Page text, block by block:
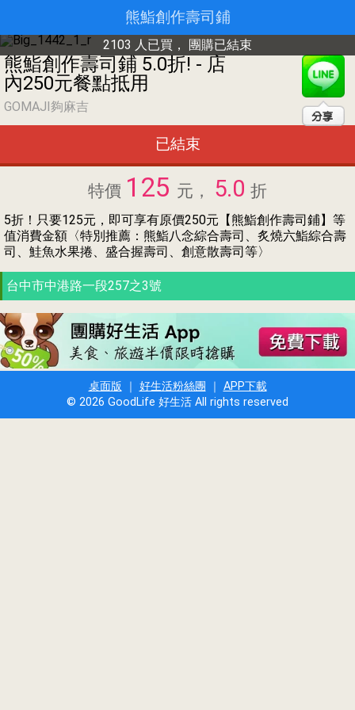
熊鮨創作壽司鋪
2103 人已買， 團購已結束
熊鮨創作壽司鋪 5.0折! - 店
內250元餐點抵用
GOMAJI夠麻吉
已結束
特價 125 元， 5.0 折
5折！只要125元，即可享有原價250元【熊鮨創作壽司鋪】等
值消費金額〈特別推薦：熊鮨八念綜合壽司、炙燒六鮨綜合壽
司、鮭魚水果捲、盛合握壽司、創意散壽司等〉
台中市中港路一段257之3號
桌面版 ｜ 好生活粉絲團 ｜ APP下載
© 2026 GoodLife 好生活 All rights reserved